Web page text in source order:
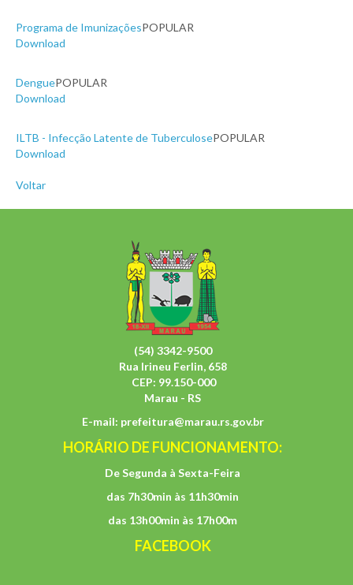
Programa de ImunizaçõesPOPULAR
Download
DenguePOPULAR
Download
ILTB - Infecção Latente de TuberculosePOPULAR
Download
Voltar
(54) 3342-9500
Rua Irineu Ferlin, 658
CEP: 99.150-000
Marau - RS
E-mail: prefeitura@marau.rs.gov.br
HORÁRIO DE FUNCIONAMENTO:
De Segunda à Sexta-Feira
das 7h30min às 11h30min
das 13h00min às 17h00m
FACEBOOK